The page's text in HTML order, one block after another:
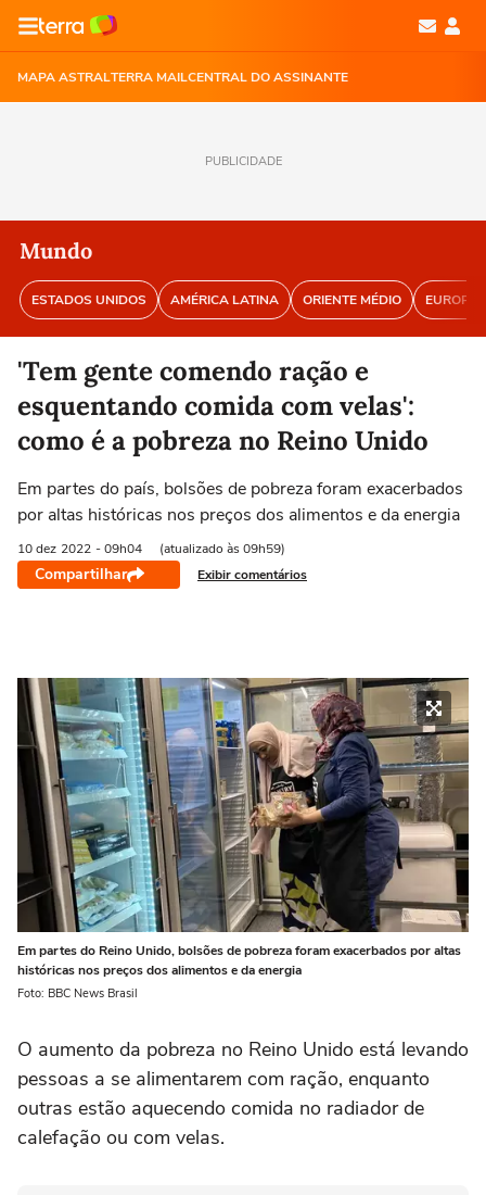
MAPA ASTRALTERRA MAILCENTRAL DO ASSINANTE
PUBLICIDADE
Mundo
ESTADOS UNIDOS AMÉRICA LATINA ORIENTE MÉDIO EUROPA
'Tem gente comendo ração e
esquentando comida com velas':
como é a pobreza no Reino Unido
Em partes do país, bolsões de pobreza foram exacerbados
por altas históricas nos preços dos alimentos e da energia
10 dez 2022 - 09h04 (atualizado às 09h59)
Compartilhar Exibir comentários
Em partes do Reino Unido, bolsões de pobreza foram exacerbados por altas
históricas nos preços dos alimentos e da energia
Foto: BBC News Brasil
O aumento da pobreza no Reino Unido está levando
pessoas a se alimentarem com ração, enquanto
outras estão aquecendo comida no radiador de
calefação ou com velas.